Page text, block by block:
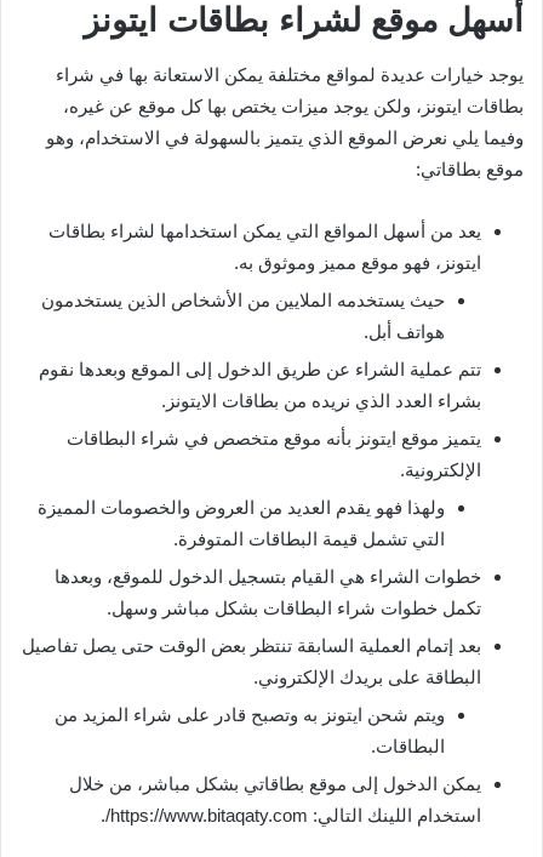
أسهل موقع لشراء بطاقات ايتونز
يوجد خيارات عديدة لمواقع مختلفة يمكن الاستعانة بها في شراء
بطاقات ايتونز، ولكن يوجد ميزات يختص بها كل موقع عن غيره،
وفيما يلي نعرض الموقع الذي يتميز بالسهولة في الاستخدام، وهو
موقع بطاقاتي:
يعد من أسهل المواقع التي يمكن استخدامها لشراء بطاقات
ايتونز، فهو موقع مميز وموثوق به.
حيث يستخدمه الملايين من الأشخاص الذين يستخدمون
هواتف أبل.
تتم عملية الشراء عن طريق الدخول إلى الموقع وبعدها نقوم
بشراء العدد الذي نريده من بطاقات الايتونز.
يتميز موقع ايتونز بأنه موقع متخصص في شراء البطاقات
الإلكترونية.
ولهذا فهو يقدم العديد من العروض والخصومات المميزة
التي تشمل قيمة البطاقات المتوفرة.
خطوات الشراء هي القيام بتسجيل الدخول للموقع، وبعدها
تكمل خطوات شراء البطاقات بشكل مباشر وسهل.
بعد إتمام العملية السابقة تنتظر بعض الوقت حتى يصل تفاصيل
البطاقة على بريدك الإلكتروني.
ويتم شحن ايتونز به وتصبح قادر على شراء المزيد من
البطاقات.
يمكن الدخول إلى موقع بطاقاتي بشكل مباشر، من خلال
استخدام اللينك التالي: https://www.bitaqaty.com/.